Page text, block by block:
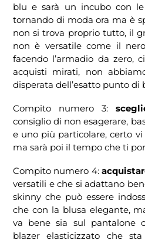
blu e sarà un incubo con
tornando di moda ora ma è
non si trova proprio tutto, il
non è versatile come il
facendo l’armadio da zero,
acquisti mirati, non
disperata dell’esatto punto di
Compito numero 3:
consiglio di non esagerare,
e uno più particolare, certo
ma sarà poi il tempo che ti
Compito numero 4:
versatili e che si adattano
skinny che può essere
che con la blusa elegante,
va bene sia sul pantalone
blazer elasticizzato che